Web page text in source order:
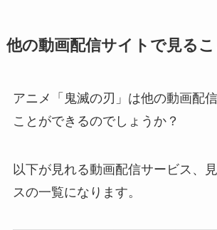
他の動画配信サイトで見る
アニメ「鬼滅の刃」は他の動画配
ことができるのでしょうか？
以下が見れる動画配信サービス、
スの一覧になります。